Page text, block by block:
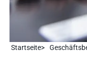
Startseite